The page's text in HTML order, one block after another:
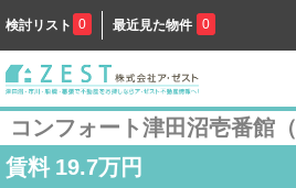
検討リスト 0 最近見た物件 0
コンフォート津田沼壱番館（
賃料 19.7万円